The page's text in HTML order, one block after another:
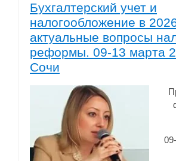
Бухгалтерский учет и
налогообложение в
актуальные вопросы
реформы. 09-13 марта
Сочи